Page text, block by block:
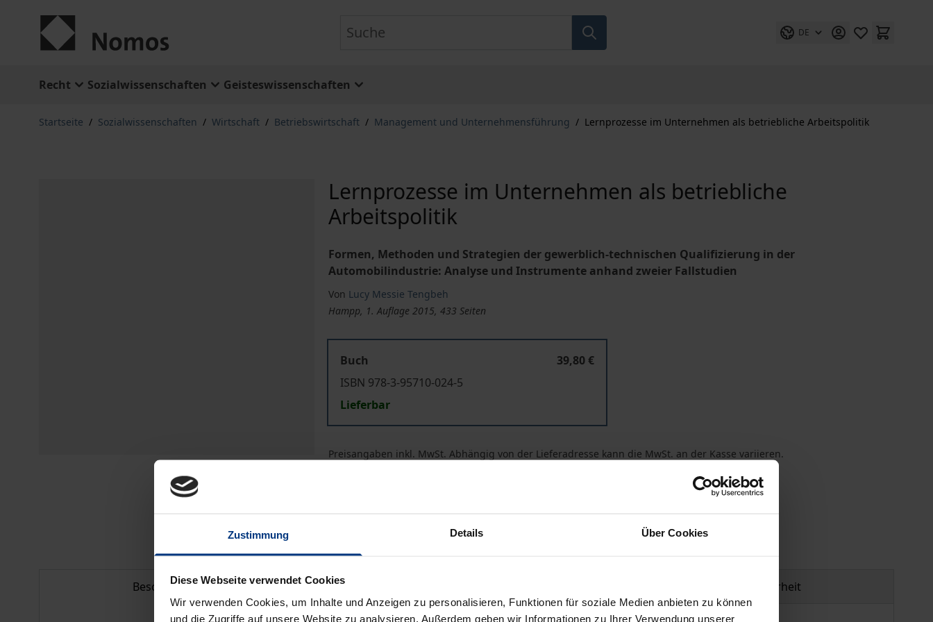
Zustimmung Details Über Cookies
Diese Webseite verwendet Cookies
Wir verwenden Cookies, um Inhalte und Anzeigen zu personalisieren, Funktionen für soziale Medien anbieten zu können
und die Zugriffe auf unsere Website zu analysieren. Außerdem geben wir Informationen zu Ihrer Verwendung unserer
DE
Recht Sozialwissenschaften Geisteswissenschaften
Startseite / Sozialwissenschaften / Wirtschaft / Betriebswirtschaft / Management und Unternehmensführung / Lernprozesse im Unternehmen als betriebliche Arbeitspolitik
Lernprozesse im Unternehmen als betriebliche
Arbeitspolitik
Formen, Methoden und Strategien der gewerblich-technischen Qualifizierung in der
Automobilindustrie: Analyse und Instrumente anhand zweier Fallstudien
Von Lucy Messie Tengbeh
Hampp, 1. Auflage 2015, 433 Seiten
Buch
39,80 €
ISBN 978-3-95710-024-5
Lieferbar
Preisangaben inkl. MwSt. Abhängig von der Lieferadresse kann die MwSt. an der Kasse variieren.
Beschreibung Produktsicherheit